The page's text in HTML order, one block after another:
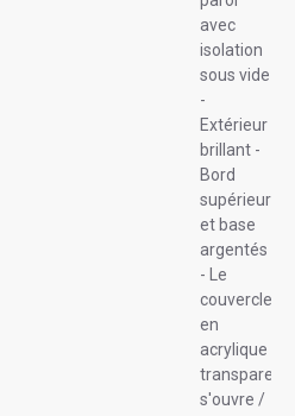
avec
isolation
sous vide
-
Extérieur
brillant -
Bord
supérieur
et base
argentés
- Le
couvercle
en
acrylique
transparent
s'ouvre /